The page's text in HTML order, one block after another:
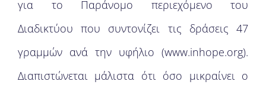
για το Παράνομο περιεχόμενο του
Διαδικτύου που συντονίζει τις δράσεις 47
γραμμών ανά την υφήλιο (www.inhope.org).
Διαπιστώνεται μάλιστα ότι όσο μικραίνει ο